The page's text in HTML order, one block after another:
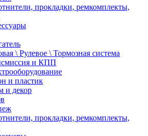
прокладки, ремкомплекты,
\ Рулевое \ Тормозная система
и КПП
и пластик
и декор
прокладки, ремкомплекты,